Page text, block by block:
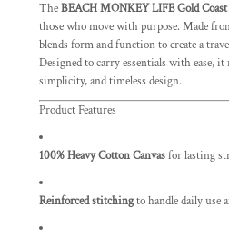
TheBEACH MONKEY LIFE Gold Coast
those who move with purpose. Made
blends form and function to create a
Designed to carry essentials with ease,
simplicity, and timeless design.
Product Features
100% Heavy Cotton Canvasfor lasting
Reinforced stitchingto handle daily use